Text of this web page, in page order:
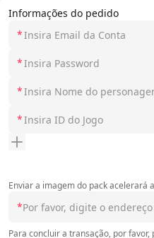
Informações do pedido
*
*
*
*
Enviar a imagem do pack acelerará a
*
Para concluir a transação, por